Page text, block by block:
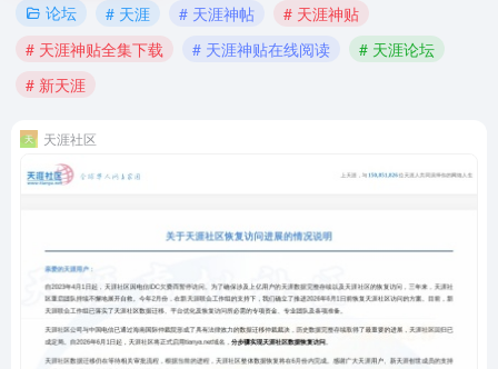
论坛 # 天涯 # 天涯神帖
# 天涯神贴
# 天涯神贴全集下载
# 天涯神贴在线阅读
# 天涯论坛
# 新天涯
天涯社区